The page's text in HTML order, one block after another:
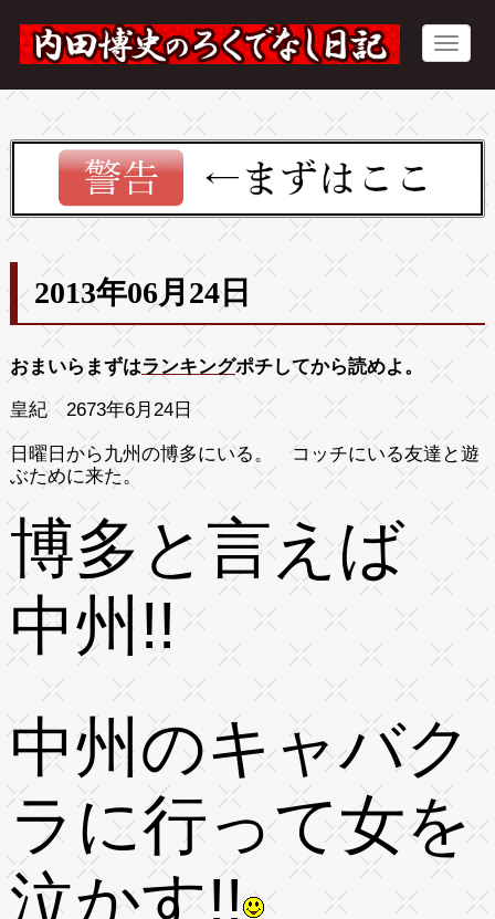
2013年06月24日
おまいらまずはランキングポチしてから読めよ。
皇紀 2673年6月24日
日曜日から九州の博多にいる。 コッチにいる友達と遊
ぶために来た。
博多と言えば
中州!!
中州のキャバク
ラに行って女を
泣かす!!